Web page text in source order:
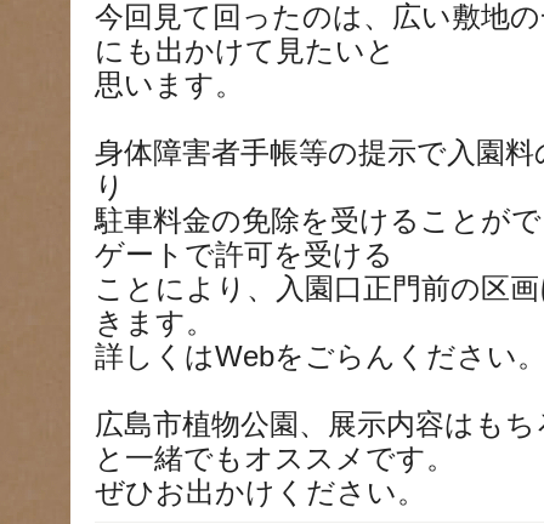
今回見て回ったのは、広い敷地
にも出かけて見たいと
思います。
身体障害者手帳等の提示で入園
り
駐車料金の免除を受けることが
ゲートで許可を受ける
ことにより、入園口正門前の区
きます。
詳しくはWebをごらんください
広島市植物公園、展示内容はも
と一緒でもオススメです。
ぜひお出かけください。